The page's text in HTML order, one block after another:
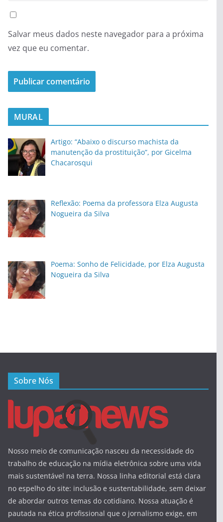
Salvar meus dados neste navegador para a próxima
vez que eu comentar.
MURAL
Artigo: “Abaixo o discurso machista da
manutenção da prostituição”, por Gicelma
Chacarosqui
Reflexão: Poema da professora Elza Augusta
Nogueira da Silva
Poema: Sonho de Felicidade, por Elza Augusta
Nogueira da Silva
Sobre Nós
Nosso meio de comunicação nasceu da necessidade do
trabalho de educação na mídia eletrônica sobre uma vida
mais sustentável na terra. Nossa linha editorial está clara
no espelho do site: inclusão e sustentabilidade, sem deixar
de abordar outros temas do cotidiano. Nossa atuação é
pautada na ética profissional que o jornalismo exige, em